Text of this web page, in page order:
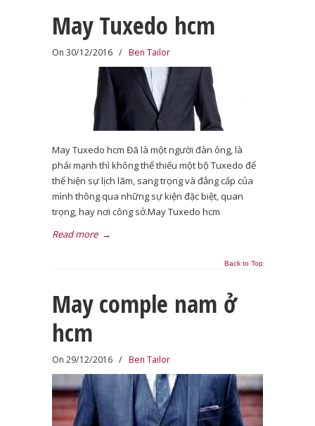
May Tuxedo hcm
On 30/12/2016 / Ben Tailor
May Tuxedo hcm Đã là một người đàn ông, là
phái mạnh thì không thể thiếu một bộ Tuxedo để
thể hiện sự lịch lãm, sang trọng và đẳng cấp của
mình thông qua những sự kiện đặc biệt, quan
trọng, hay nơi công sở.May Tuxedo hcm
Read more →
Back to Top
May comple nam ở
hcm
On 29/12/2016 / Ben Tailor